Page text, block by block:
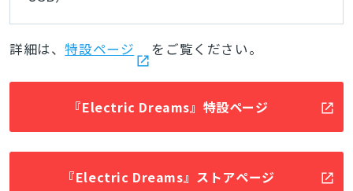
詳細は、特設ページ をご覧ください。
『Electric Dreams』特設ページ
『Electric Dreams』ストアページ